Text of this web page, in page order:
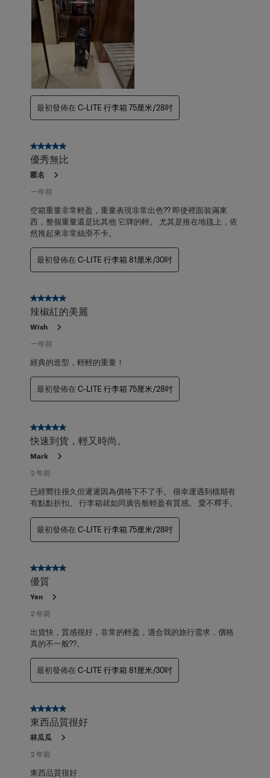
最初發佈在 C-LITE 行李箱 75厘米/28吋
5星，共5星。
優秀無比
匿名
一年前
空箱重量非常輕盈，重量表現非常出色?? 即使裡面裝滿東
西，整個重量還是比其他 它牌的輕。 尤其是推在地毯上，依
然推起來非常絲滑不卡。
最初發佈在 C-LITE 行李箱 81厘米/30吋
5星，共5星。
辣椒紅的美麗
Wish
一年前
經典的造型，輕輕的重量！
最初發佈在 C-LITE 行李箱 75厘米/28吋
5星，共5星。
快速到貨，輕又時尚。
Mark
2 年前
已經嚮往很久但遲遲因為價格下不了手。 很幸運遇到檔期有
有點點折扣。 行李箱就如同廣告般輕盈有質感。 愛不釋手。
最初發佈在 C-LITE 行李箱 75厘米/28吋
5星，共5星。
優質
Yen
2 年前
出貨快，質感很好，非常的輕盈，適合我的旅行需求，價格
真的不一般??。
最初發佈在 C-LITE 行李箱 81厘米/30吋
5星，共5星。
東西品質很好
林瓜瓜
2 年前
東西品質很好